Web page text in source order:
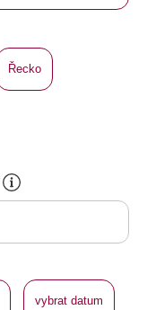
Řecko
vybrat datum